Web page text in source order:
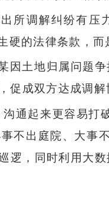
所调解纠纷有压
硬的法律条款，
因土地归属问题
促成双方达成调解
通起来更容易打
不出庭院、大
逻，同时利用大